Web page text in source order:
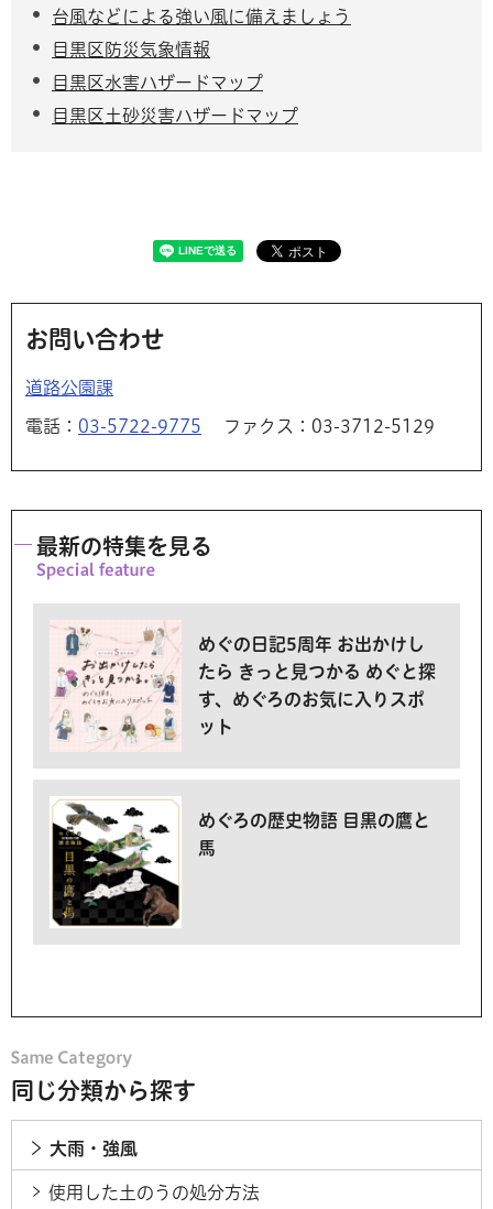
台風などによる強い風に備えましょう
目黒区防災気象情報
目黒区水害ハザードマップ
目黒区土砂災害ハザードマップ
お問い合わせ
道路公園課
電話： 03-5722-9775 ファクス：03-3712-5129
最新の特集を見る
めぐの日記5周年 お出かけし
たら きっと見つかる めぐと探
す、めぐろのお気に入りスポ
ット
めぐろの歴史物語 目黒の鷹と
馬
同じ分類から探す
大雨・強風
使用した土のうの処分方法